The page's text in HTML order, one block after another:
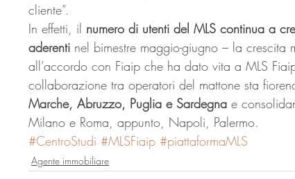
cliente”.
In effetti, il numero di utenti del MLS continua a
aderenti nel bimestre maggio-giugno – la crescita
all’accordo con Fiaip che ha dato vita a MLS
collaborazione tra operatori del mattone sta
Marche, Abruzzo, Puglia e Sardegna e
Milano e Roma, appunto, Napoli, Palermo.
#CentroStudi #MLSFiaip #piattaformaMLS
Agente immobiliare